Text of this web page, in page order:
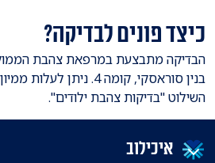
כיצד פונים לבדיקה?
הבדיקה מתבצעת במרפאת צהבת
בנין סוראסקי, קומה 4.
השילוט "בדיקות צהבת ילודים".
איכילוב